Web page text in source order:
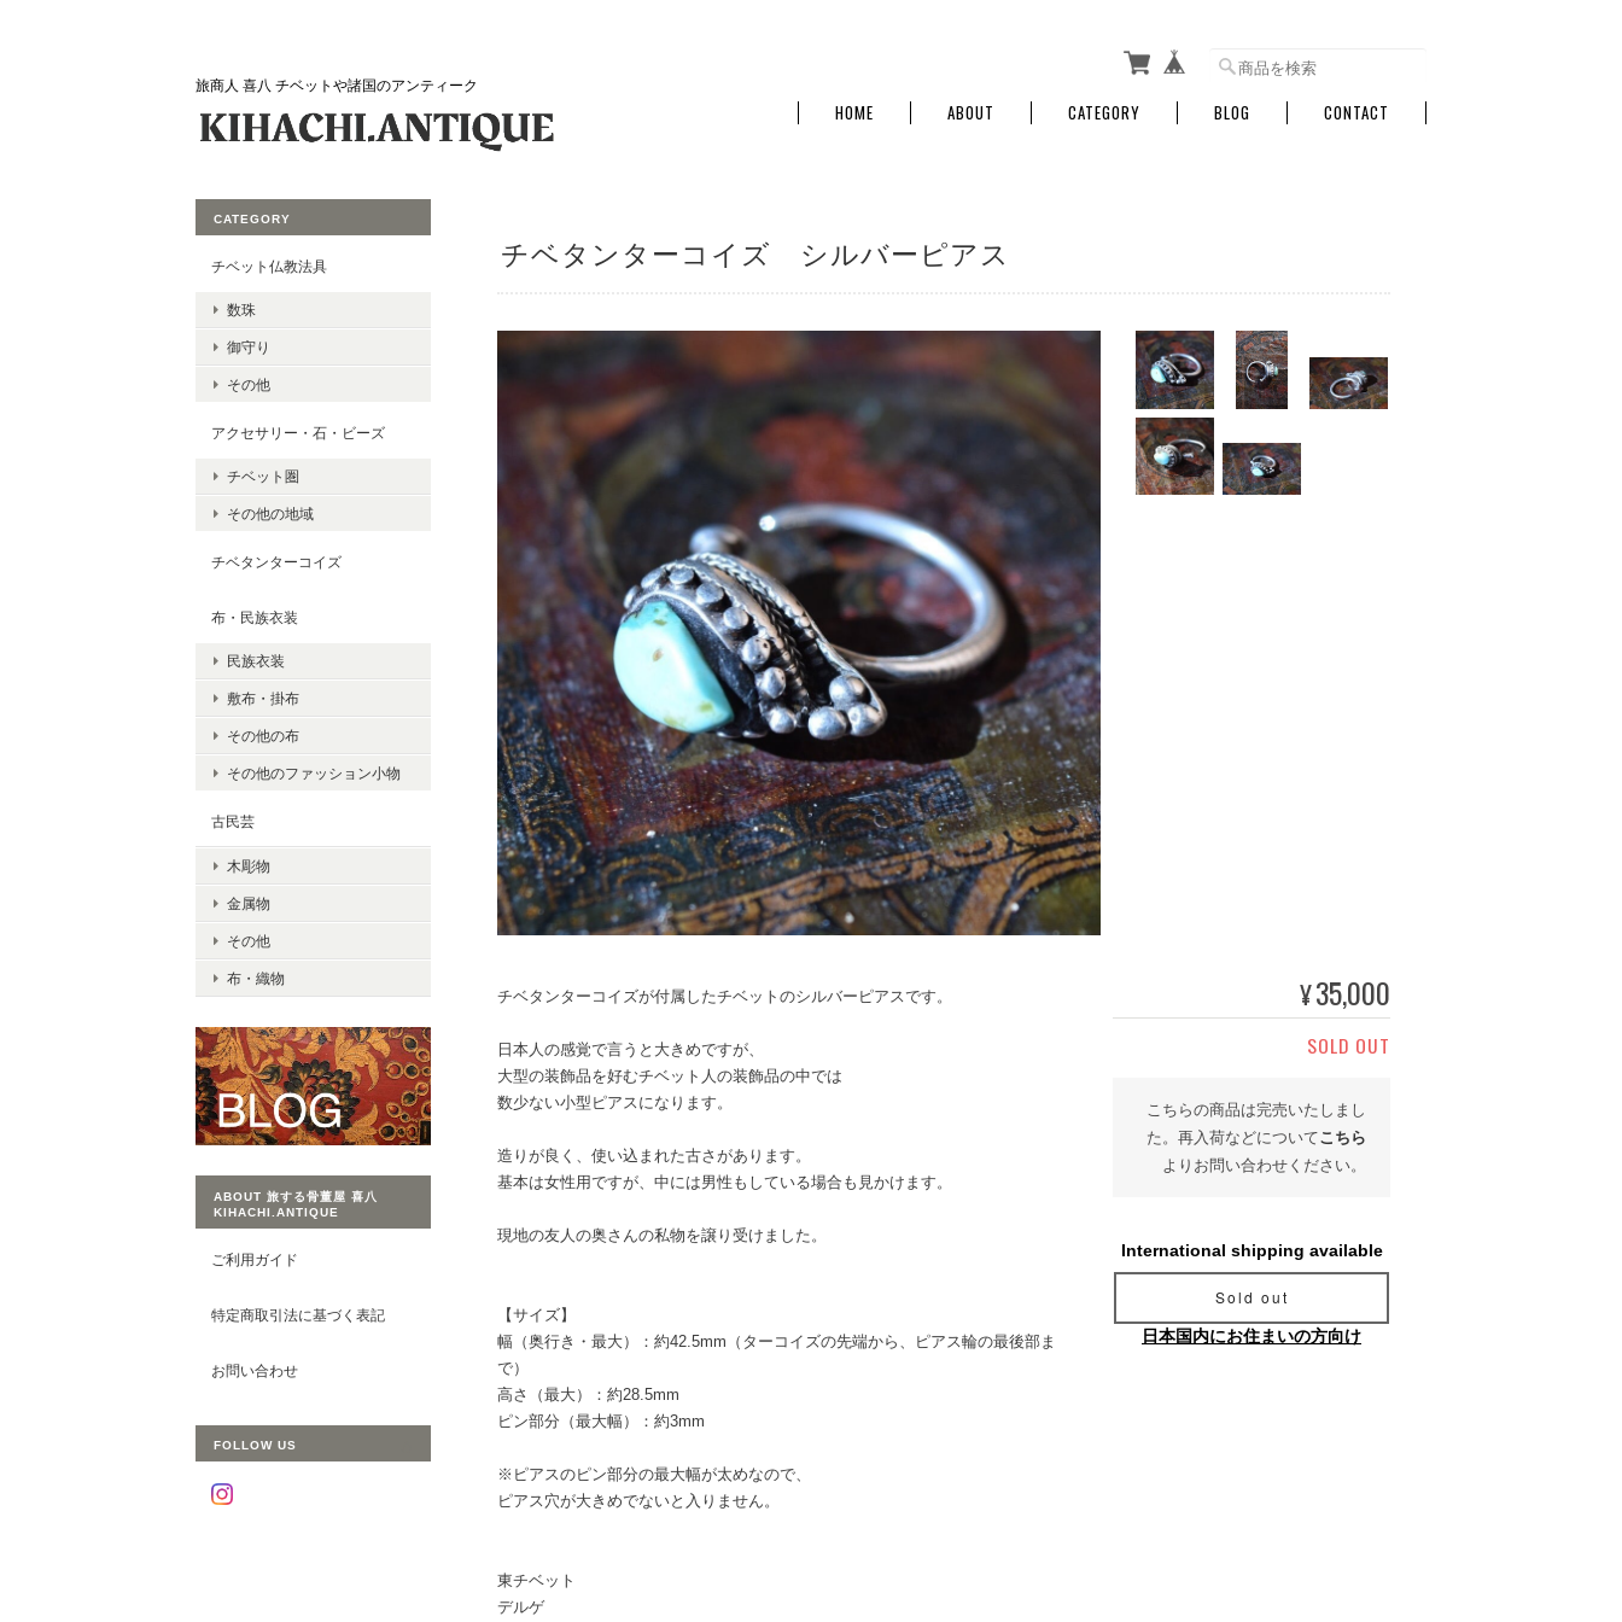
旅商人 喜八 チベットや諸国のアンティーク
HOME ABOUT CATEGORY BLOG CONTACT
チベタンターコイズ シルバーピアス
チベタンターコイズが付属したチベットのシルバーピアスです。
日本人の感覚で言うと大きめですが、
大型の装飾品を好むチベット人の装飾品の中では
数少ない小型ピアスになります。
造りが良く、使い込まれた古さがあります。
基本は女性用ですが、中には男性もしている場合も見かけます。
現地の友人の奥さんの私物を譲り受けました。
【サイズ】
幅（奥行き・最大）：約42.5mm（ターコイズの先端から、ピアス輪の最後部ま
で）
高さ（最大）：約28.5mm
ピン部分（最大幅）：約3mm
※ピアスのピン部分の最大幅が太めなので、
ピアス穴が大きめでないと入りません。
東チベット
デルゲ
¥35,000
SOLD OUT
こちらの商品は完売いたしまし
た。再入荷などについてこちら
よりお問い合わせください。
International shipping available
Sold out
日本国内にお住まいの方向け
CATEGORY
チベット仏教法具
数珠
御守り
その他
アクセサリー・石・ビーズ
チベット圏
その他の地域
チベタンターコイズ
布・民族衣装
民族衣装
敷布・掛布
その他の布
その他のファッション小物
古民芸
木彫物
金属物
その他
布・織物
ABOUT 旅する骨董屋 喜八
KIHACHI.ANTIQUE
ご利用ガイド
特定商取引法に基づく表記
お問い合わせ
FOLLOW US